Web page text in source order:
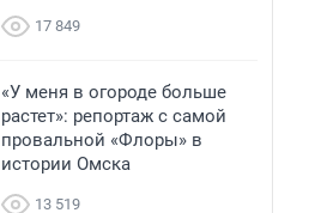
17 849
«У меня в огороде больше
растет»: репортаж с самой
провальной «Флоры» в
истории Омска
13 519